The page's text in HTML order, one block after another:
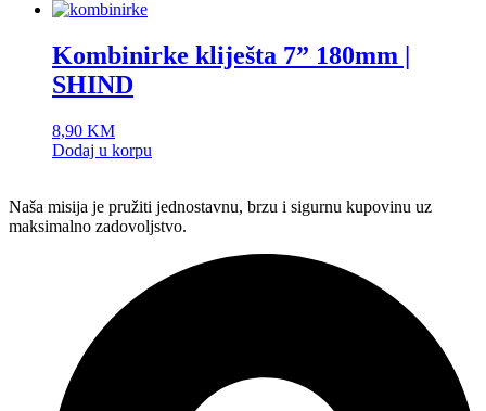
Kombinirke kliješta 7” 180mm |
SHIND
8,90 KM
Dodaj u korpu
Naša misija je pružiti jednostavnu, brzu i sigurnu kupovinu uz
maksimalno zadovoljstvo.